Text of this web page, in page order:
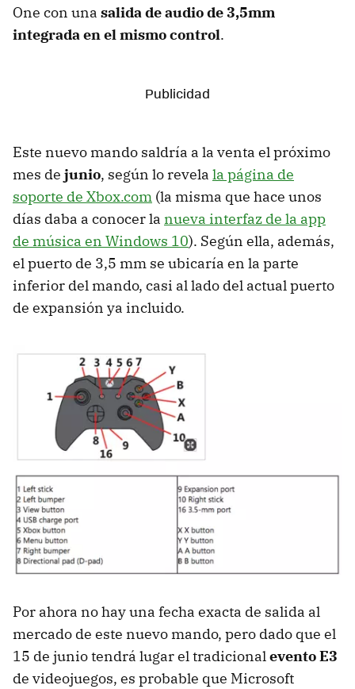
One con una salida de audio de 3,5mm
integrada en el mismo control.
Este nuevo mando saldría a la venta el próximo
mes de junio, según lo revela la página de
soporte de Xbox.com (la misma que hace unos
días daba a conocer la nueva interfaz de la app
de música en Windows 10). Según ella, además,
el puerto de 3,5 mm se ubicaría en la parte
inferior del mando, casi al lado del actual puerto
de expansión ya incluido.
Por ahora no hay una fecha exacta de salida al
mercado de este nuevo mando, pero dado que el
15 de junio tendrá lugar el tradicionalevento E3
de videojuegos, es probable que Microsoft